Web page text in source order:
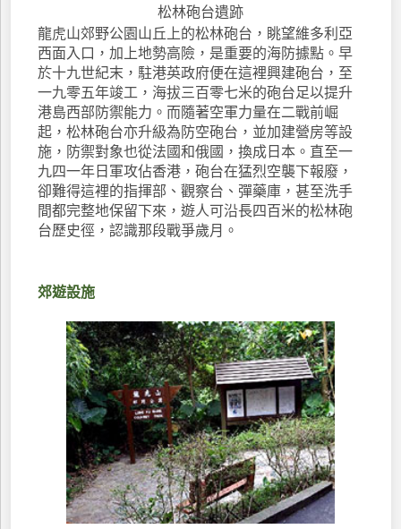
松林砲台遺跡
龍虎山郊野公園山丘上的松林砲台，眺望維多利亞
西面入口，加上地勢高險，是重要的海防據點。早
於十九世紀末，駐港英政府便在這裡興建砲台，至
一九零五年竣工，海拔三百零七米的砲台足以提升
港島西部防禦能力。而隨著空軍力量在二戰前崛
起，松林砲台亦升級為防空砲台，並加建營房等設
施，防禦對象也從法國和俄國，換成日本。直至一
九四一年日軍攻佔香港，砲台在猛烈空襲下報廢，
卻難得這裡的指揮部、觀察台、彈藥庫，甚至洗手
間都完整地保留下來，遊人可沿長四百米的松林砲
台歷史徑，認識那段戰爭歲月。
郊遊設施